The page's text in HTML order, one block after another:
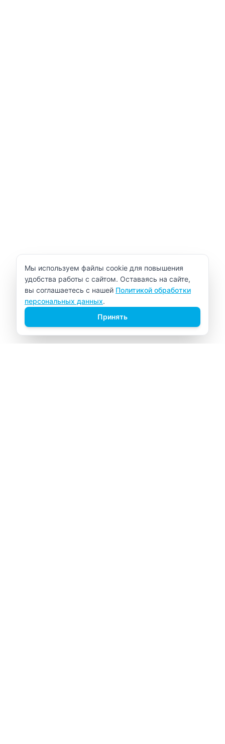
Уведомление об использовании cookie
Мы используем файлы cookie для повышения
удобства работы с сайтом. Оставаясь на сайте,
вы соглашаетесь с нашей Политикой обработки
персональных данных.
Принять